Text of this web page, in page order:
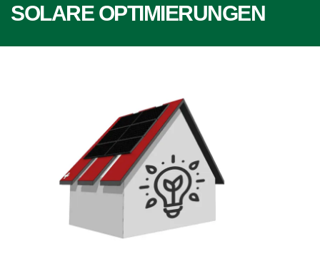
SOLARE OPTIMIERUNGEN